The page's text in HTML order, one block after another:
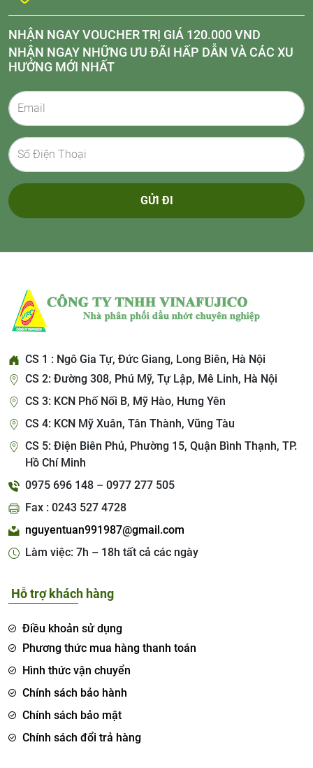
NHẬN NGAY VOUCHER TRỊ GIÁ 120.000 VND
NHẬN NGAY NHỮNG ƯU ĐÃI HẤP DẪN VÀ CÁC XU
HƯỚNG MỚI NHẤT
GỬI ĐI
CS 1 : Ngô Gia Tự, Đức Giang, Long Biên, Hà Nội
CS 2: Đường 308, Phú Mỹ, Tự Lập, Mê Linh, Hà Nội
CS 3: KCN Phố Nối B, Mỹ Hào, Hưng Yên
CS 4: KCN Mỹ Xuân, Tân Thành, Vũng Tàu
CS 5: Điện Biên Phủ, Phường 15, Quận Bình Thạnh, TP.
Hồ Chí Minh
0975 696 148 – 0977 277 505
Fax : 0243 527 4728
nguyentuan991987@gmail.com
Làm việc: 7h – 18h tất cả các ngày
Hỗ trợ khách hàng
Điều khoản sử dụng
Phương thức mua hàng thanh toán
Hình thức vận chuyển
Chính sách bảo hành
Chính sách bảo mật
Chính sách đổi trả hàng